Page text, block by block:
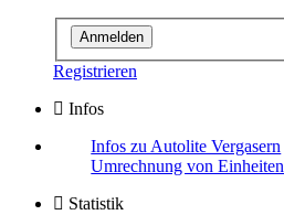
Registrieren
Infos
Infos zu Autolite Vergasern
Umrechnung von Einheiten
Statistik